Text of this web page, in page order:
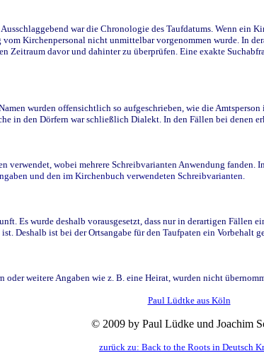
war die Chronologie des Taufdatums. Wenn ein
Kirchenpersonal nicht unmittelbar vorgenommen wurde. In
Zeitraum davor und dahinter zu überprüfen. Eine exakte
wurden offensichtlich so aufgeschrieben, wie die
in den Dörfern war schließlich Dialekt. In den Fällen bei denen
wobei mehrere Schreibvarianten Anwendung
und den im Kirchenbuch verwendeten Schreibvarianten.
Es wurde deshalb vorausgesetzt, dass nur in derartigen
Deshalb ist bei der Ortsangabe für den Taufpaten ein Vorbehalt
weitere Angaben wie z. B. eine Heirat, wurden nicht
Paul Lüdtke aus Köln
© 2009 by Paul Lüdke und Joachim
zurück zu: Back to the Roots in Deutsch